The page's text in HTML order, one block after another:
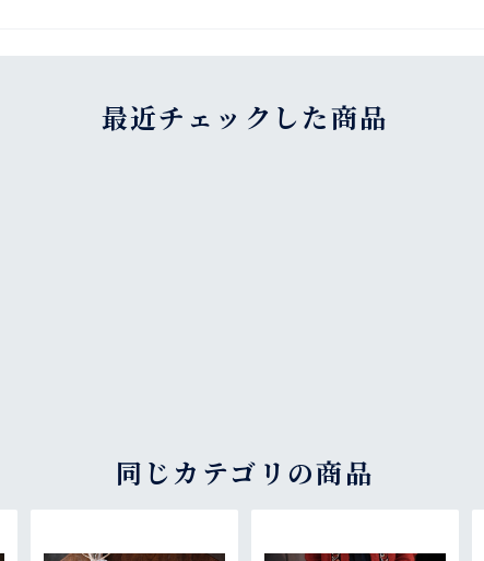
最近チェックした商品
同じカテゴリの商品